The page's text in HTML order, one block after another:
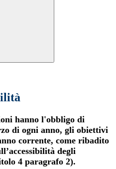
hanno l'obbligo di
di ogni anno, gli obiettivi
corrente, come ribadito
degli
4 paragrafo 2).